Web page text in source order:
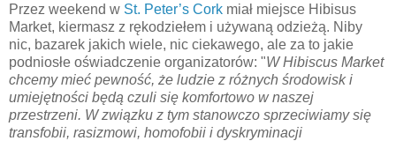
Przez weekend w St. Peter’s Cork miał miejsce Hibisus
Market, kiermasz z rękodziełem i używaną odzieżą. Niby
nic, bazarek jakich wiele, nic ciekawego, ale za to jakie
podniosłe oświadczenie organizatorów: "W Hibiscus Market
chcemy mieć pewność, że ludzie z różnych środowisk i
umiejętności będą czuli się komfortowo w naszej
przestrzeni. W związku z tym stanowczo sprzeciwiamy się
transfobii, rasizmowi, homofobii i dyskryminacji